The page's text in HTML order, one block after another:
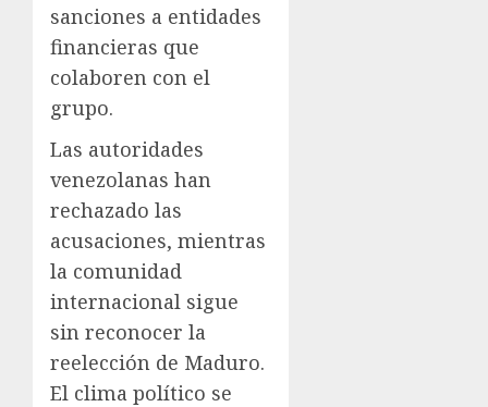
sanciones a entidades
financieras que
colaboren con el
grupo.
Las autoridades
venezolanas han
rechazado las
acusaciones, mientras
la comunidad
internacional sigue
sin reconocer la
reelección de Maduro.
El clima político se